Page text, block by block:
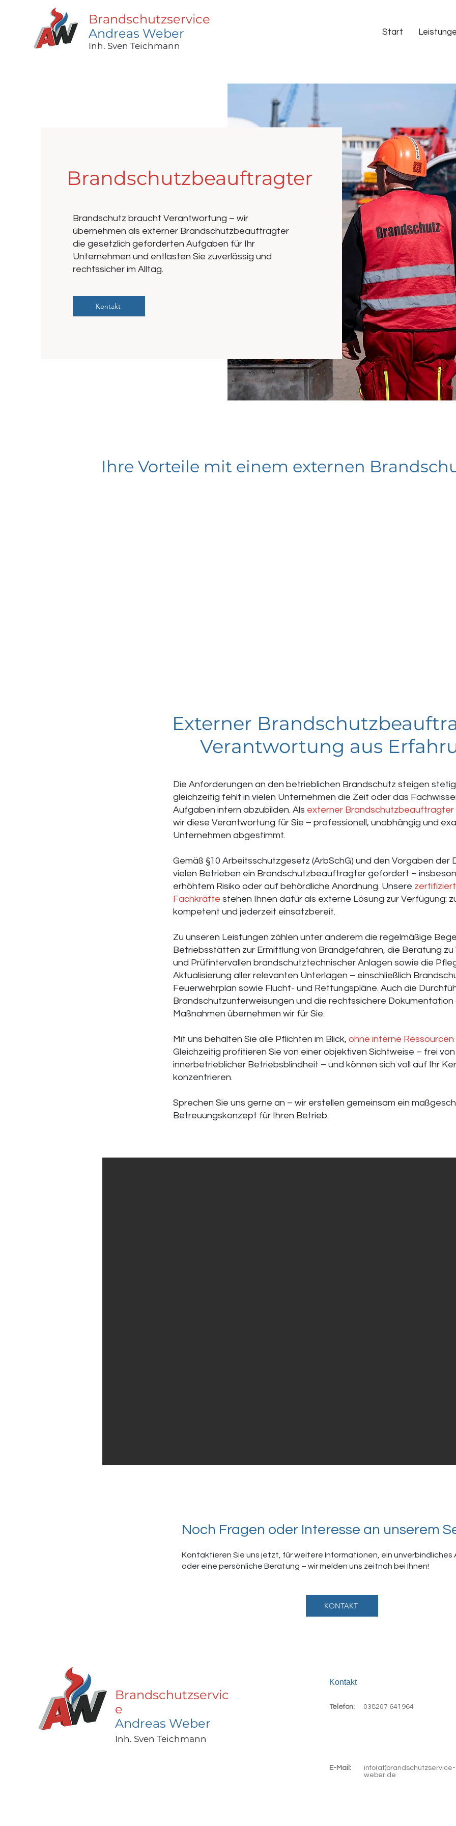
Brandschutzservice
Andreas Weber
Inh. Sven Teichmann
Start
Brandschutzbeauftragter
Brandschutz braucht Verantwortung – wir
übernehmen als externer Brandschutzbeauftragter
die gesetzlich geforderten Aufgaben für Ihr
Unternehmen und entlasten Sie zuverlässig und
rechtssicher im Alltag.
Kontakt
Ihre Vorteile mit einem externen
Externer
Verantwortung aus
Die Anforderungen an den betrieblichen Brandschutz steigen
gleichzeitig fehlt in vielen Unternehmen die Zeit oder das
Aufgaben intern abzubilden. Als externer Brandschutzbeauftragter
wir diese Verantwortung für Sie – professionell, unabhängig und
Unternehmen abgestimmt.
Gemäß §10 Arbeitsschutzgesetz (ArbSchG) und den Vorgaben der
vielen Betrieben ein Brandschutzbeauftragter gefordert –
erhöhtem Risiko oder auf behördliche Anordnung. Unsere
Fachkräfte stehen Ihnen dafür als externe Lösung zur Verfügung:
kompetent und jederzeit einsatzbereit.
Zu unseren Leistungen zählen unter anderem die regelmäßige
Betriebsstätten zur Ermittlung von Brandgefahren, die Beratung zu
und Prüfintervallen brandschutztechnischer Anlagen sowie die
Aktualisierung aller relevanten Unterlagen – einschließlich
Feuerwehrplan sowie Flucht- und Rettungspläne. Auch die
Brandschutzunterweisungen und die rechtssichere Dokumentation
Maßnahmen übernehmen wir für Sie.
Mit uns behalten Sie alle Pflichten im Blick, ohne interne Ressourcen
Gleichzeitig profitieren Sie von einer objektiven Sichtweise – frei von
innerbetrieblicher Betriebsblindheit – und können sich voll auf Ihr
konzentrieren.
Sprechen Sie uns gerne an – wir erstellen gemeinsam ein
Betreuungskonzept für Ihren Betrieb.
Noch Fragen oder Interesse an unserem
Kontaktieren Sie uns jetzt, für weitere Informationen, ein unverbindliches
oder eine persönliche Beratung – wir melden uns zeitnah bei Ihnen!
KONTAKT
Brandschutzservic
e
Andreas Weber
Inh. Sven Teichmann
Kontakt
Telefon: 038207 641964
E-Mail:
info(at)brandschutzservice-
weber.de